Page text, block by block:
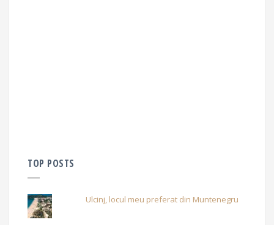
TOP POSTS
Ulcinj, locul meu preferat din Muntenegru